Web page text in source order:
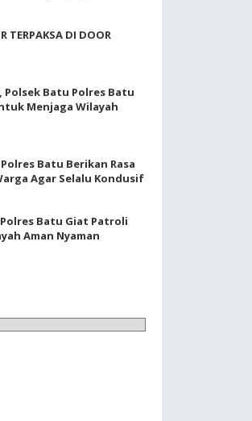
TERPAKSA DI DOOR
Batu Polres Batu
Menjaga Wilayah
Batu Berikan Rasa
Agar Selalu Kondusif
Batu Giat Patroli
Aman Nyaman